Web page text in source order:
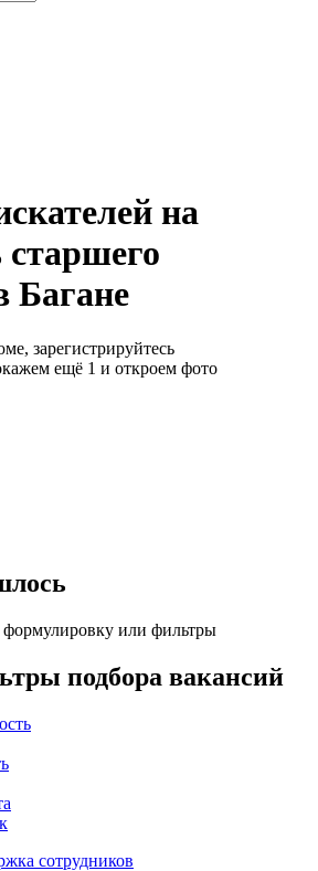
на
Багане
зарегистрируйтесь
ещё 1 и откроем фото
или фильтры
подбора вакансий
сотрудников